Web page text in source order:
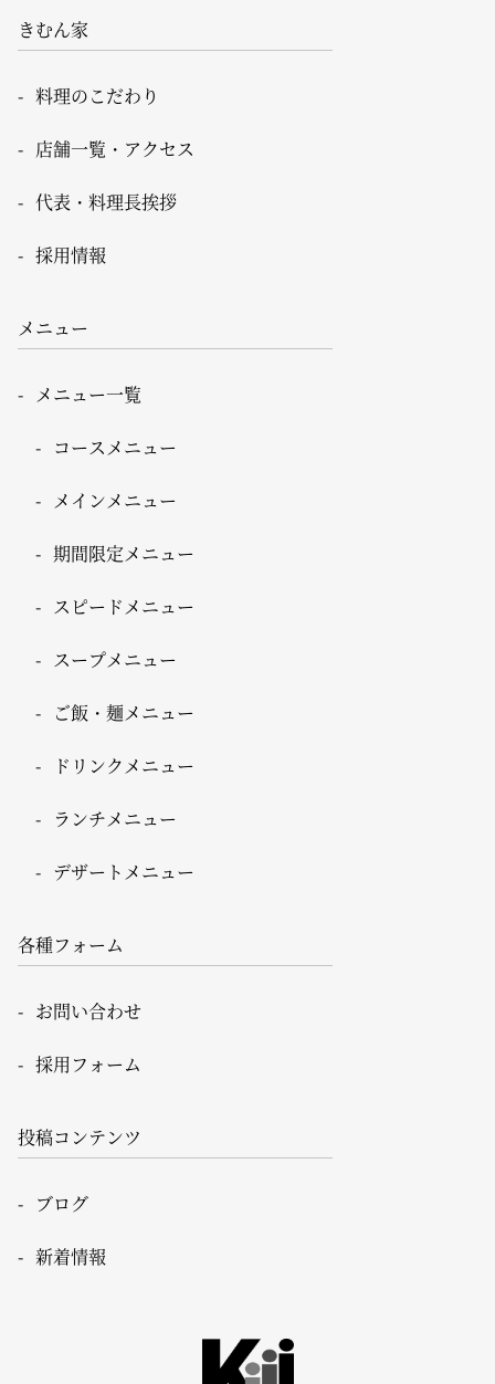
きむん家
料理のこだわり
店舗一覧・アクセス
代表・料理長挨拶
採用情報
メニュー
メニュー一覧
コースメニュー
メインメニュー
期間限定メニュー
スピードメニュー
スープメニュー
ご飯・麺メニュー
ドリンクメニュー
ランチメニュー
デザートメニュー
各種フォーム
お問い合わせ
採用フォーム
投稿コンテンツ
ブログ
新着情報